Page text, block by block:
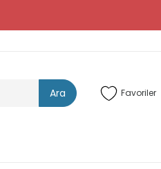
Ara Favoriler